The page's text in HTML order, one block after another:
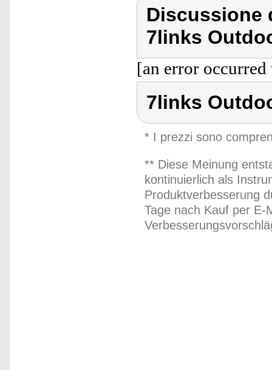
Discussione
7links
[an error
7links
* I prezzi sono
** Diese Meinung
kontinuierlich als
Produktverbesserung
Tage nach Kauf per E-